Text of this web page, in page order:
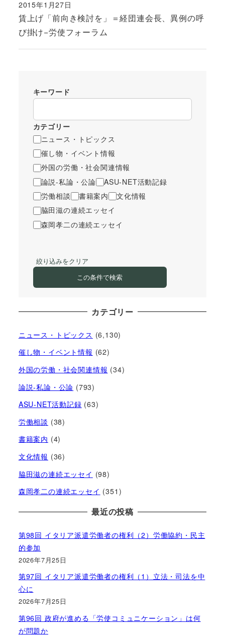
賃上げ「前向き検討を」＝経団連会長、異例の呼
び掛け−労使フォーラム
投稿日
2015年1月27日
キーワード
カテゴリー
ニュース・トピックス
催し物・イベント情報
外国の労働・社会関連情報
論説-私論・公論
ASU-NET活動記録
労働相談
書籍案内
文化情報
脇田滋の連続エッセイ
森岡孝二の連続エッセイ
絞り込みをクリア
この条件で検索
カテゴリー
ニュース・トピックス (6,130)
催し物・イベント情報 (62)
外国の労働・社会関連情報 (34)
論説-私論・公論 (793)
ASU-NET活動記録 (63)
労働相談 (38)
書籍案内 (4)
文化情報 (36)
脇田滋の連続エッセイ (98)
森岡孝二の連続エッセイ (351)
最近の投稿
第98回 イタリア派遣労働者の権利（2）労働協約・民主
的参加
2026年7月25日
第97回 イタリア派遣労働者の権利（1）立法・司法を中
心に
2026年7月25日
第96回 政府が進める「労使コミュニケーション」は何
が問題か